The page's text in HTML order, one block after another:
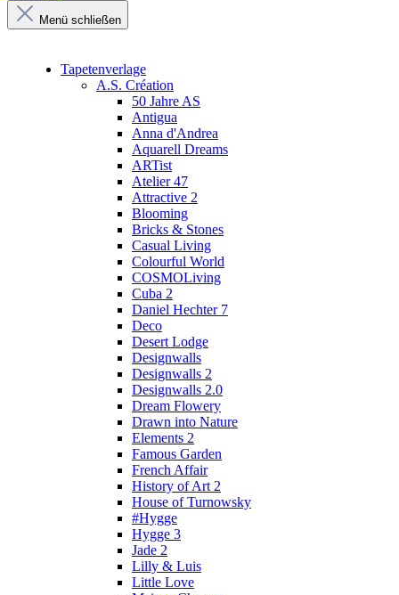
Menü schließen
Tapetenverlage
A.S. Création
50 Jahre AS
Antigua
Anna d'Andrea
Aquarell Dreams
ARTist
Atelier 47
Attractive 2
Blooming
Bricks & Stones
Casual Living
Colourful World
COSMOLiving
Cuba 2
Daniel Hechter 7
Deco
Desert Lodge
Designwalls
Designwalls 2
Designwalls 2.0
Dream Flowery
Drawn into Nature
Elements 2
Famous Garden
French Affair
History of Art 2
House of Turnowsky
#Hygge
Hygge 3
Jade 2
Lilly & Luis
Little Love